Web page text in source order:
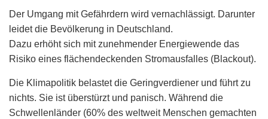
Der Umgang mit Gefährdern wird vernachlässigt. Darunter
leidet die Bevölkerung in Deutschland.
Dazu erhöht sich mit zunehmender Energiewende das
Risiko eines flächendeckenden Stromausfalles (Blackout).
Die Klimapolitik belastet die Geringverdiener und führt zu
nichts. Sie ist überstürzt und panisch. Während die
Schwellenländer (60% des weltweit Menschen gemachten